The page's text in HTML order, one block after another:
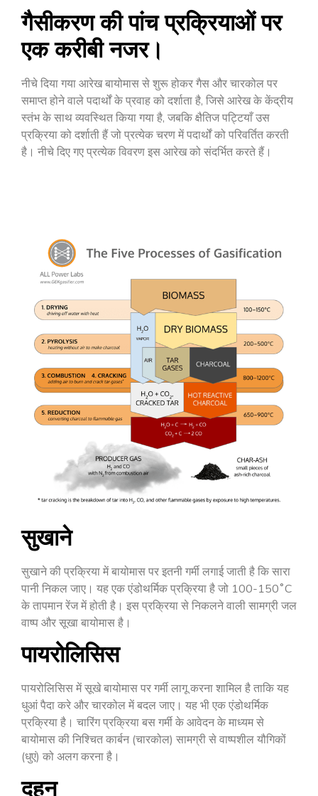
गैसीकरण की पांच प्रक्रियाओं पर
एक करीबी नजर।
नीचे दिया गया आरेख बायोमास से शुरू होकर गैस और चारकोल पर
समाप्त होने वाले पदार्थों के प्रवाह को दर्शाता है, जिसे आरेख के केंद्रीय
स्तंभ के साथ व्यवस्थित किया गया है, जबकि क्षैतिज पट्टियाँ उस
प्रक्रिया को दर्शाती हैं जो प्रत्येक चरण में पदार्थों को परिवर्तित करती
है। नीचे दिए गए प्रत्येक विवरण इस आरेख को संदर्भित करते हैं।
सुखाने
सुखाने की प्रक्रिया में बायोमास पर इतनी गर्मी लगाई जाती है कि सारा
पानी निकल जाए। यह एक एंडोथर्मिक प्रक्रिया है जो 100-150˚C
के तापमान रेंज में होती है। इस प्रक्रिया से निकलने वाली सामग्री जल
वाष्प और सूखा बायोमास है।
पायरोलिसिस
पायरोलिसिस में सूखे बायोमास पर गर्मी लागू करना शामिल है ताकि यह
धुआं पैदा करे और चारकोल में बदल जाए। यह भी एक एंडोथर्मिक
प्रक्रिया है। चारिंग प्रक्रिया बस गर्मी के आवेदन के माध्यम से
बायोमास की निश्चित कार्बन (चारकोल) सामग्री से वाष्पशील यौगिकों
(धुएं) को अलग करना है।
दहन